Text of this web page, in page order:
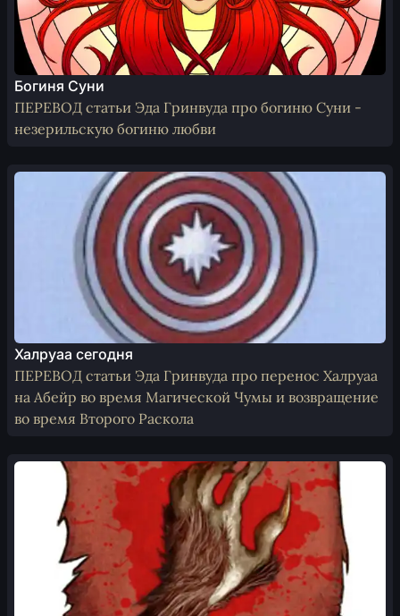
Богиня Суни
ПЕРЕВОД статьи Эда Гринвуда про богиню Суни -
незерильскую богиню любви
Халруаа сегодня
ПЕРЕВОД статьи Эда Гринвуда про перенос Халруаа
на Абейр во время Магической Чумы и возвращение
во время Второго Раскола